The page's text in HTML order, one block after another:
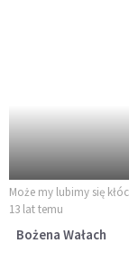
Może my lubimy się
13 lat temu
Bożena Wałach